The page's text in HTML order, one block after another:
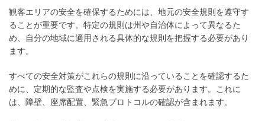
観客エリアの安全を確保するためには、地元の安全規則を遵守す
ることが重要です。特定の規則は州や自治体によって異なるた
め、自分の地域に適用される具体的な規則を把握する必要があり
ます。
すべての安全対策がこれらの規則に沿っていることを確認するた
めに、定期的な監査や点検を実施する必要があります。これに
は、障壁、座席配置、緊急プロトコルの確認が含まれます。